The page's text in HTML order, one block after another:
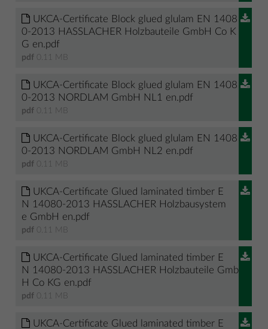
UKCA-Certificate Block glued glulam EN 1408
0-2013 HASSLACHER Holzbauteile GmbH Co K
G en.pdf
pdf 0.11 MB
UKCA-Certificate Block glued glulam EN 1408
0-2013 NORDLAM GmbH NL1 en.pdf
pdf 0.11 MB
UKCA-Certificate Block glued glulam EN 1408
0-2013 NORDLAM GmbH NL2 en.pdf
pdf 0.11 MB
UKCA-Certificate Glued laminated timber E
N 14080-2013 HASSLACHER Holzbausystem
e GmbH en.pdf
pdf 0.11 MB
UKCA-Certificate Glued laminated timber E
N 14080-2013 HASSLACHER Holzbauteile Gmb
H Co KG en.pdf
pdf 0.11 MB
UKCA-Certificate Glued laminated timber E